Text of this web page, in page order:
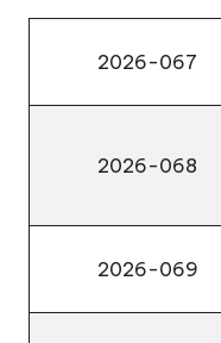
a
s
L
x
2026-067
2026-068
2026-069